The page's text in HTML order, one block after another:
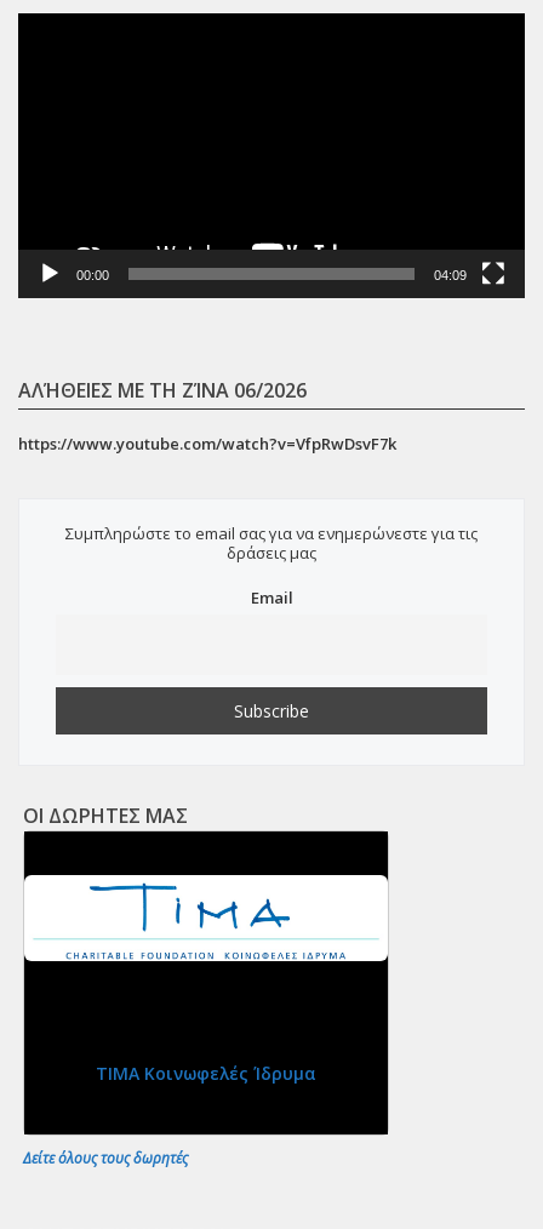
00:00 04:09
ΑΛΉΘΕΙΕΣ ΜΕ ΤΗ ΖΊΝΑ 06/2026
https://www.youtube.com/watch?v=VfpRwDsvF7k
Συμπληρώστε το email σας για να ενημερώνεστε για τις
δράσεις μας
Email
ΟΙ ΔΩΡΗΤΕΣ ΜΑΣ
ΤΙΜΑ Κοινωφελές Ίδρυμα
Δείτε όλους τους δωρητές